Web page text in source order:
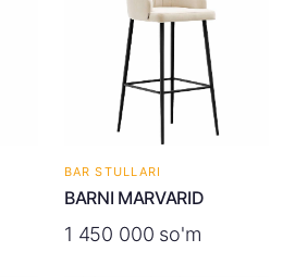
BAR STULLARI
BARNI MARVARID
1 450 000 so'm